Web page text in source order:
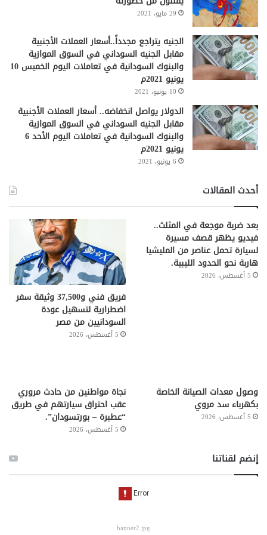
29 مايو، 2021
الجنيه يتراجع مجدداً..أسعار العملات الأجنبية
مقابل الجنيه السوداني في السوق الموازية
والبنوك السودانية في تعاملات اليوم الخميس 10
يونيو 2021م
10 يونيو، 2021
الدولار يواصل انخفاضه.. أسعار العملات الأجنبية
مقابل الجنيه السوداني في السوق الموازية
والبنوك السودانية في تعاملات اليوم الأحد 6
يونيو 2021م
6 يونيو، 2021
أحدث المقالات
بعد ضربة موجعة في المثلث..
فيديو يظهر قصف مسيرة
لسيارة تحمل عناصر من المليشيا
هاربة نحو الحدود الليبية.
5 أغسطس، 2026
فريق فني و37,500 وثيقة سفر
اضطرارية لتسهيل عودة
السودانيين من مصر
5 أغسطس، 2026
وصول معدات الصيانة الخاصة
بكهرباء سد مروي
5 أغسطس، 2026
نجاة مواطنين من حادث مروري
عقب احتراق سيارتهم في طريق
“عطبرة – بورتسودان”.
5 أغسطس، 2026
إنضم لقناتنا
banner2.jpg